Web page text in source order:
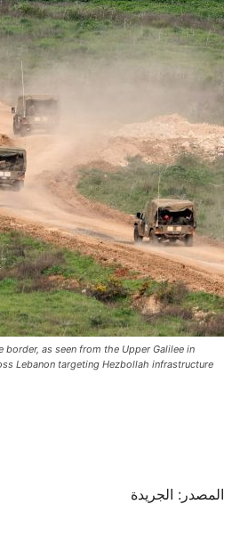
as seen from the Upper Galilee in
Lebanon targeting Hezbollah infrastructure
المصدر: الجريدة